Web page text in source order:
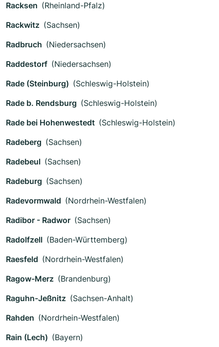
Racksen (Rheinland-Pfalz)
Rackwitz (Sachsen)
Radbruch (Niedersachsen)
Raddestorf (Niedersachsen)
Rade (Steinburg) (Schleswig-Holstein)
Rade b. Rendsburg (Schleswig-Holstein)
Rade bei Hohenwestedt (Schleswig-Holstein)
Radeberg (Sachsen)
Radebeul (Sachsen)
Radeburg (Sachsen)
Radevormwald (Nordrhein-Westfalen)
Radibor - Radwor (Sachsen)
Radolfzell (Baden-Württemberg)
Raesfeld (Nordrhein-Westfalen)
Ragow-Merz (Brandenburg)
Raguhn-Jeßnitz (Sachsen-Anhalt)
Rahden (Nordrhein-Westfalen)
Rain (Lech) (Bayern)